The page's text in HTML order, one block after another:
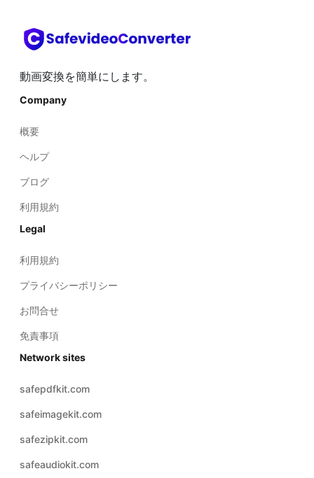
動画変換を簡単にします。
Company
概要
ヘルプ
ブログ
利用規約
Legal
利用規約
プライバシーポリシー
お問合せ
免責事項
Network sites
safepdfkit.com
safeimagekit.com
safezipkit.com
safeaudiokit.com